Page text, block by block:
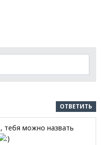
ОТВЕТИТЬ
тебя можно назвать